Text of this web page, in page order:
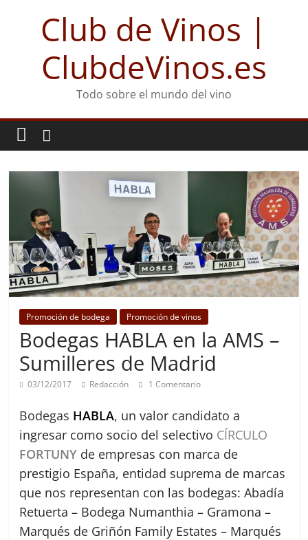
Club de Vinos |
ClubdeVinos.es
Todo sobre el mundo del vino
Promoción de bodega Promoción de vinos
Bodegas HABLA en la AMS –
Sumilleres de Madrid
03/12/2017 Redacción 1 Comentario
Bodegas HABLA, un valor candidato a
ingresar como socio del selectivo CÍRCULO
FORTUNY de empresas con marca de
prestigio España, entidad suprema de marcas
que nos representan con las bodegas: Abadía
Retuerta – Bodega Numanthia – Gramona –
Marqués de Griñón Family Estates – Marqués